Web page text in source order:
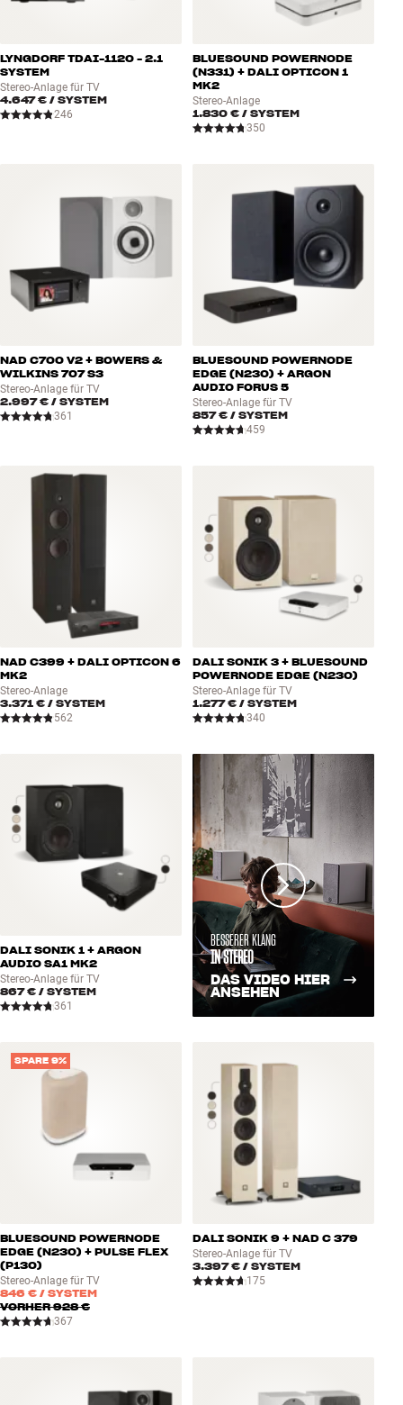
LYNGDORF TDAI-1120 - 2.1
SYSTEM
Stereo-Anlage für TV
4.647 € / SYSTEM
246
BLUESOUND POWERNODE
(N331) + DALI OPTICON 1
MK2
Stereo-Anlage
1.830 € / SYSTEM
350
NAD C700 V2 + BOWERS &
WILKINS 707 S3
Stereo-Anlage für TV
2.997 € / SYSTEM
361
BLUESOUND POWERNODE
EDGE (N230) + ARGON
AUDIO FORUS 5
Stereo-Anlage für TV
857 € / SYSTEM
459
NAD C399 + DALI OPTICON 6
MK2
Stereo-Anlage
3.371 € / SYSTEM
562
DALI SONIK 3 + BLUESOUND
POWERNODE EDGE (N230)
Stereo-Anlage für TV
1.277 € / SYSTEM
340
DALI SONIK 1 + ARGON
AUDIO SA1 MK2
Stereo-Anlage für TV
867 € / SYSTEM
361
BESSERER KLANG
IN STEREO
DAS VIDEO HIER
ANSEHEN
SPARE 9%
BLUESOUND POWERNODE
EDGE (N230) + PULSE FLEX
(P130)
Stereo-Anlage für TV
846 € / SYSTEM
VORHER928 €
367
DALI SONIK 9 + NAD C 379
Stereo-Anlage für TV
3.397 € / SYSTEM
175